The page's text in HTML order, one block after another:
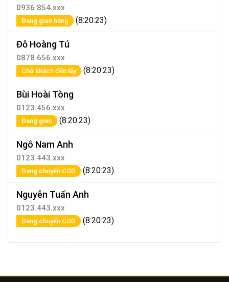
0936.854.xxx
Đang giao hàng (8:20:23)
Đỗ Hoàng Tú
0878.656.xxx
Chờ khách đến lấy (8:20:23)
Bùi Hoài Tòng
0123.456.xxx
Đang giao (8:20:23)
Ngô Nam Anh
0123.443.xxx
Đang chuyển COD (8:20:23)
Nguyễn Tuấn Anh
0123.443.xxx
Đang chuyển COD (8:20:23)